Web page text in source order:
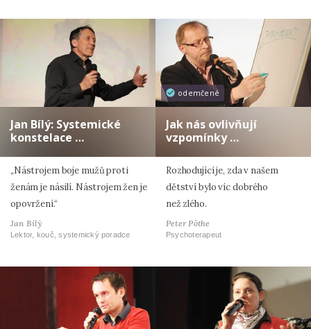
Jan Bílý: Systemické
konstelace …
„Nástrojem boje mužů proti
ženám je násilí. Nástrojem žen je
opovržení.“
Jan Bílý
Lektor, kouč, systemický poradce
odemčené
Jak nás ovlivňují
vzpomínky …
Rozhodující je, zda v našem
dětství bylo víc dobrého
než zlého.
Peter Pöthe
Psychoterapeut